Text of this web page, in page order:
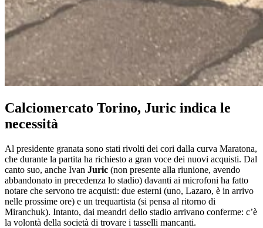
Calciomercato Torino, Juric indica le
necessità
Al presidente granata sono stati rivolti dei cori dalla curva Maratona,
che durante la partita ha richiesto a gran voce dei nuovi acquisti. Dal
canto suo, anche Ivan Juric (non presente alla riunione, avendo
abbandonato in precedenza lo stadio) davanti ai microfoni ha fatto
notare che servono tre acquisti: due esterni (uno, Lazaro, è in arrivo
nelle prossime ore) e un trequartista (si pensa al ritorno di
Miranchuk). Intanto, dai meandri dello stadio arrivano conferme: c’è
la volontà della società di trovare i tasselli mancanti.